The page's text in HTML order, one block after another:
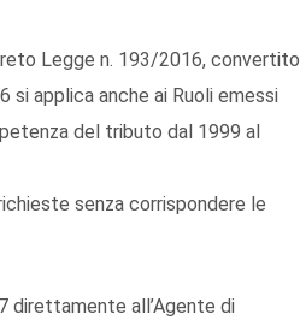
Legge n. 193/2016, convertito
si applica anche ai Ruoli emessi
del tributo dal 1999 al
senza corrispondere le
direttamente all’Agente di